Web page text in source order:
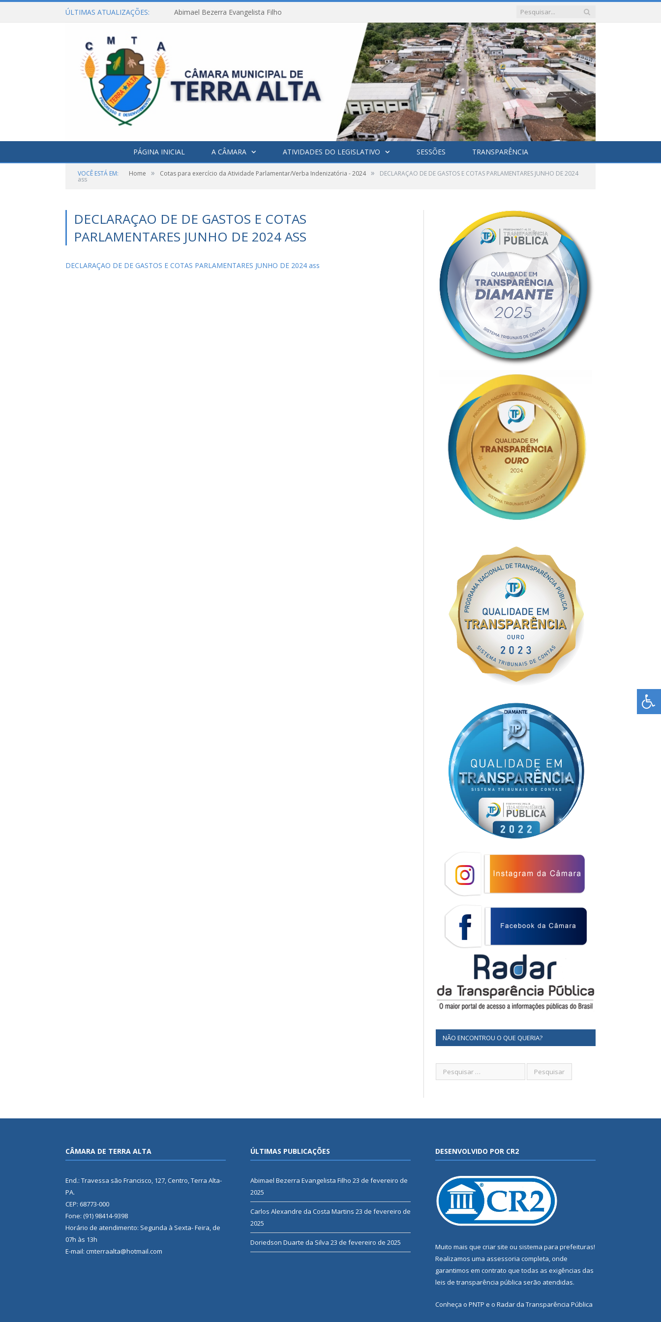
ÚLTIMAS ATUALIZAÇÕES: Abimael Bezerra Evangelista Filho
PÁGINA INICIAL A CÂMARA ATIVIDADES DO LEGISLATIVO SESSÕES TRANSPARÊNCIA
VOCÊ ESTÁ EM: Home » Cotas para exercício da Atividade Parlamentar/Verba Indenizatória - 2024 » DECLARAÇAO DE DE GASTOS E COTAS PARLAMENTARES JUNHO DE 2024
ass
DECLARAÇAO DE DE GASTOS E COTAS
PARLAMENTARES JUNHO DE 2024 ASS
DECLARAÇAO DE DE GASTOS E COTAS PARLAMENTARES JUNHO DE 2024 ass
NÃO ENCONTROU O QUE QUERIA?
CÂMARA DE TERRA ALTA
End.: Travessa são Francisco, 127, Centro, Terra Alta-
PA.
CEP: 68773-000
Fone: (91) 98414-9398
Horário de atendimento: Segunda à Sexta- Feira, de
07h às 13h
E-mail: cmterraalta@hotmail.com
ÚLTIMAS PUBLICAÇÕES
Abimael Bezerra Evangelista Filho 23 de fevereiro de
2025
Carlos Alexandre da Costa Martins 23 de fevereiro de
2025
Doriedson Duarte da Silva 23 de fevereiro de 2025
DESENVOLVIDO POR CR2
Muito mais que criar site ou sistema para prefeituras!
Realizamos uma assessoria completa, onde
garantimos em contrato que todas as exigências das
leis de transparência pública serão atendidas.
Conheça o PNTP e o Radar da Transparência Pública